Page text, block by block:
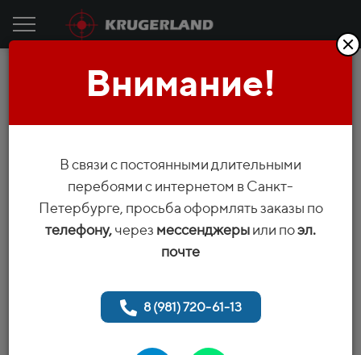
Габаритные размеры: 620 x 55 x 180 мм
Модератор Ф38
Резервуар Ф30-Ф38 (составной), объем в прямотоке 208
Внимание!
В связи с постоянными длительными
перебоями с интернетом в Санкт-
Петербурге, просьба оформлять заказы по
телефону,через мессенджерыили поэл.
почте
8 (981) 720-61-13